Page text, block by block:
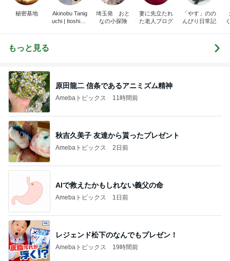
秘密基地
Akinobu Tanig
uchi | Itoshima
埼玉発 おと
なの小探険
妻に先立たれ
た老人ブログ
「やす」のの
んびり日常記
もっと見る
原田龍二 信条であるアニミズム精神
Amebaトピックス 11時間前
秋吉久美子 友達から貰ったプレゼント
Amebaトピックス 2日前
AIで救えたかもしれない義父の命
Amebaトピックス 1日前
レジェンド松下のなんでもプレゼン！
Amebaトピックス 19時間前